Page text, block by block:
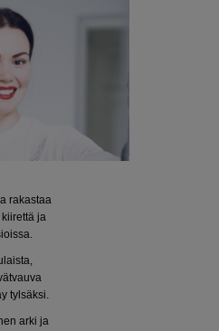
rakastaa
ja
tylsäksi.
arki ja